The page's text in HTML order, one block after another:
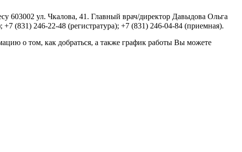
ул. Чкалова, 41. Главный врач/директор Давыдова Ольга
(831) 246-22-48 (регистратура); +7 (831) 246-04-84 (приемная).
о том, как добраться, а также график работы Вы можете